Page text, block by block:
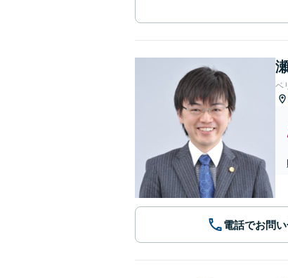
ベ
電話でお問